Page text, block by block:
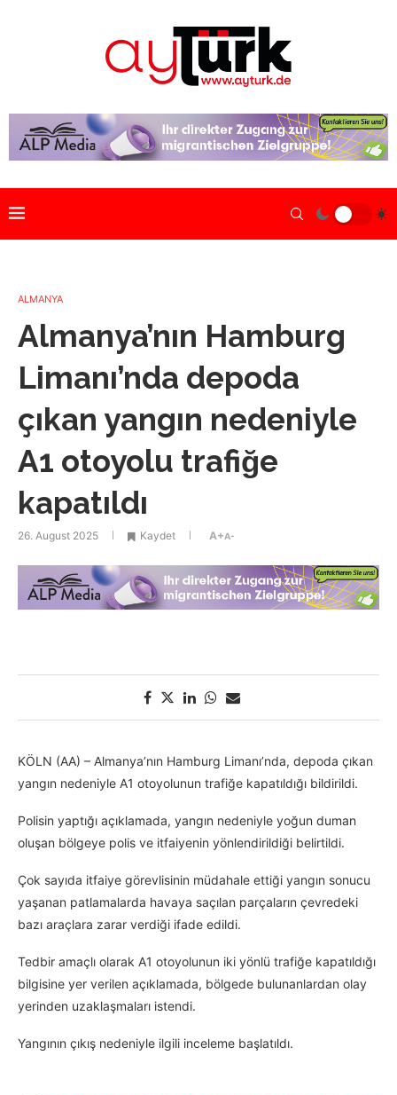
ALMANYA
Almanya’nın Hamburg
Limanı’nda depoda
çıkan yangın nedeniyle
A1 otoyolu trafiğe
kapatıldı
26. August 2025 Kaydet A+A-
KÖLN (AA) – Almanya’nın Hamburg Limanı’nda, depoda çıkan
yangın nedeniyle A1 otoyolunun trafiğe kapatıldığı bildirildi.
Polisin yaptığı açıklamada, yangın nedeniyle yoğun duman
oluşan bölgeye polis ve itfaiyenin yönlendirildiği belirtildi.
Çok sayıda itfaiye görevlisinin müdahale ettiği yangın sonucu
yaşanan patlamalarda havaya saçılan parçaların çevredeki
bazı araçlara zarar verdiği ifade edildi.
Tedbir amaçlı olarak A1 otoyolunun iki yönlü trafiğe kapatıldığı
bilgisine yer verilen açıklamada, bölgede bulunanlardan olay
yerinden uzaklaşmaları istendi.
Yangının çıkış nedeniyle ilgili inceleme başlatıldı.